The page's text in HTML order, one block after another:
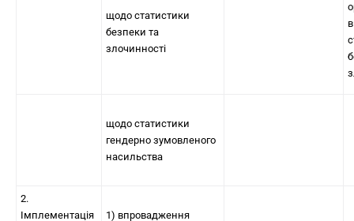
щодо статистики
безпеки та
злочинності
щодо статистики
гендерно зумовленого
насильства
2.
Імплементація
1) впровадження